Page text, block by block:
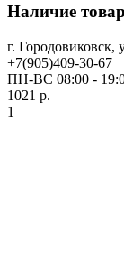
Наличие
г. Городовиковск,
+7(905)409-30-67
ПН-ВС 08:00 -
1021 р.
1